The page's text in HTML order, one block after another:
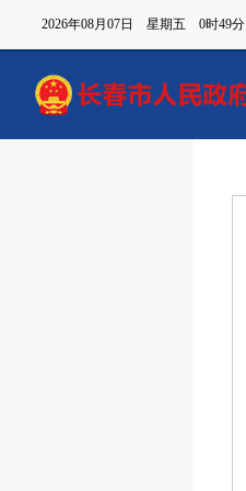
2026年08月07日 星期五 0时49分